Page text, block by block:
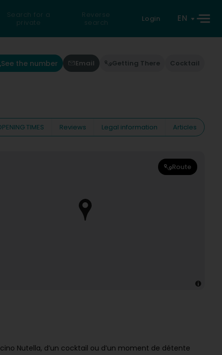
Search for a
private
Reverse
search
Login EN
See the number Email Getting There Cocktail
TIMES Reviews Legal information Articles
Route
Nutella, d’un cocktail ou d’un moment de détente